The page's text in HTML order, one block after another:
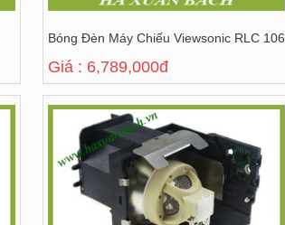
Bóng Đèn Máy Chiếu Viewsonic RLC 106
Giá : 6,789,000đ